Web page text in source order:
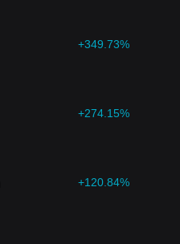
+349.73%
+274.15%
+120.84%